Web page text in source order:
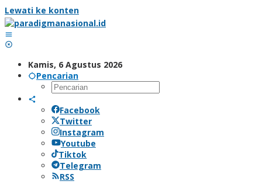
Lewati ke konten
Kamis, 6 Agustus 2026
Pencarian
Facebook
Twitter
Instagram
Youtube
Tiktok
Telegram
RSS